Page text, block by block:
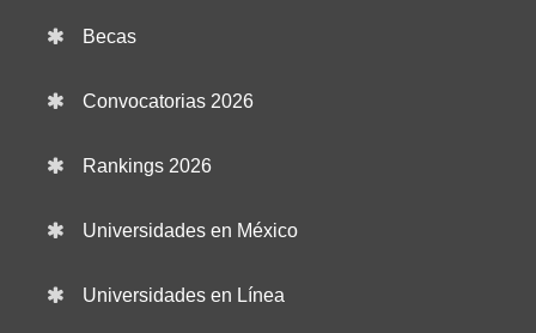
Becas
Convocatorias 2026
Rankings 2026
Universidades en México
Universidades en Línea